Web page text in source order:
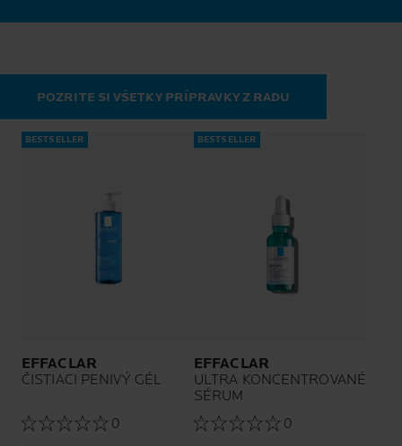
POZRITE SI VŠETKY PRÍPRAVKY Z RADU
BESTSELLER
EFFACLAR
ČISTIACI PENIVÝ GÉL
0
BESTSELLER
EFFACLAR
ULTRA KONCENTROVANÉ
SÉRUM
0